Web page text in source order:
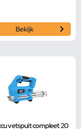
Bekijk
vetspuit compleet 20